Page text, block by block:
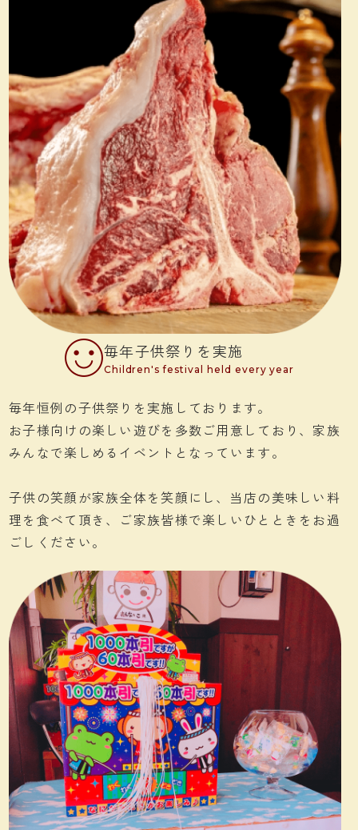
毎年子供祭りを実施
Children's festival held every year
毎年恒例の子供祭りを実施しております。
お子様向けの楽しい遊びを多数ご用意しており、家族
みんなで楽しめるイベントとなっています。
子供の笑顔が家族全体を笑顔にし、当店の美味しい料
理を食べて頂き、ご家族皆様で楽しいひとときをお過
ごしください。